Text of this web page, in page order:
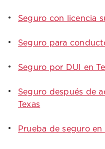
Seguro con licencia
Seguro para
Seguro por DUI en
Seguro después de
Texas
Prueba de seguro en